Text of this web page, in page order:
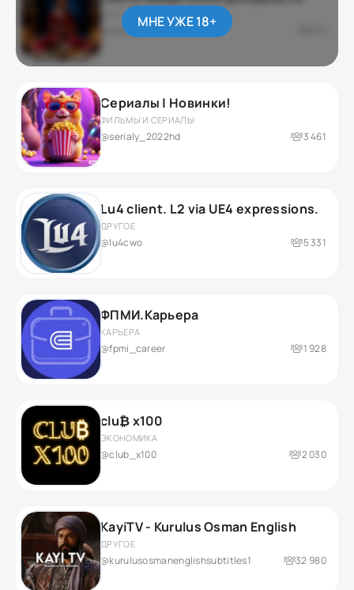
ДАРКНЕТ / ЮМОР
приватный
МНЕ УЖЕ 18+
Сериалы | Новинки!
ФИЛЬМЫ И СЕРИАЛЫ
@serialy_2022hd 3 461
Lu4 client. L2 via UE4 expressions.
ДРУГОЕ
@lu4cwo 5 331
ФПМИ.Карьера
КАРЬЕРА
@fpmi_career 1 928
clu₿ x100
ЭКОНОМИКА
@club_x100 2 030
KayiTV - Kurulus Osman English
ДРУГОЕ
@kurulusosmanenglishsubtitles1 32 980